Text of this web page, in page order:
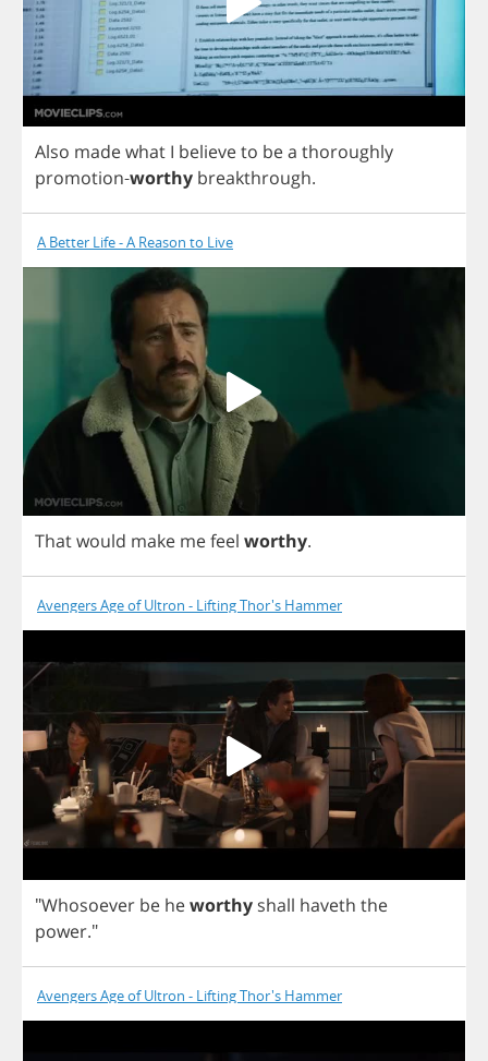
Also madewhat I believeto bea thoroughly
promotion-worthy breakthrough.
A Better Life - A Reason to Live
Thatwould make mefeel worthy.
Avengers Age of Ultron - Lifting Thor's Hammer
"Whosoever be heworthy shall haveth the
power."
Avengers Age of Ultron - Lifting Thor's Hammer